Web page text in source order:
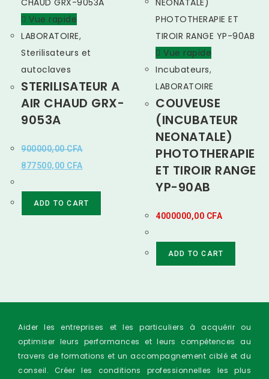
Vue rapide
LABORATOIRE,
Sterilisateurs et
autoclaves
STERILISATEUR A
AIR CHAUD GRX-
9053A
900000,00CFA
877500,00 CFA
ADD TO CART
Vue rapide
Incubateurs,
LABORATOIRE
COUVEUSE
(INCUBATEUR
NEONATALE)
PHOTOTHERAPIE
ET TIROIR RANGE
YP-90AB
4000000,00 CFA
ADD TO CART
Aider les entreprises et les particuliers à acquérir ou
optimiser leurs performances et leurs compétences au
travers de formations et un accompagnement ciblé et du
conseil. Créer les conditions professionnelles les plus